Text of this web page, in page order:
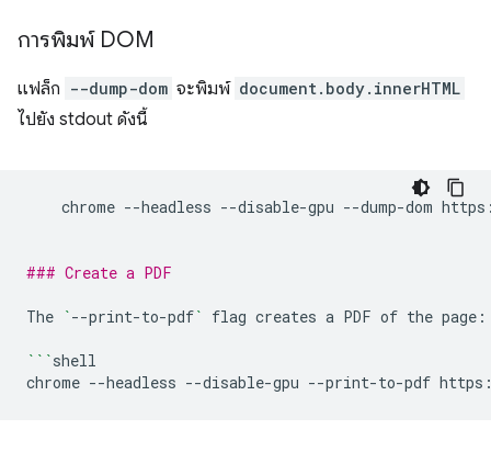
การพิมพ์ DOM
แฟล็ก --dump-dom จะพิมพ์ document.body.innerHTML
ไปยัง stdout ดังนี้
chrome --headless --disable-gpu --dump-dom
### Create a PDF
The `--print-to-pdf` flag creates a PDF of the page:
```shell
chrome --headless --disable-gpu --print-to-pdf